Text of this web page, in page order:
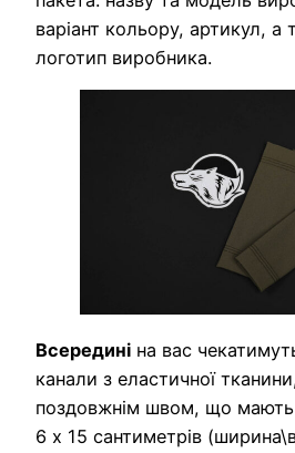
варіант кольору, артикул, а
логотип виробника.
Всередині на вас
канали з еластичної
поздовжнім швом, що мають
6 х 15 сантиметрів